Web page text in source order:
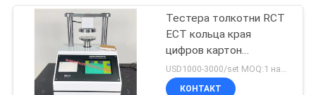
Тестера толкотни RCT
ECT кольца края
цифров картон
автоматического
рифленый
USD1000-3000/set MOQ:1 набор
КОНТАКТ